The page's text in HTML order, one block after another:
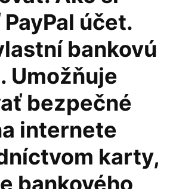
účet.
bankovú
Umožňuje
bezpečné
internete
karty,
bankového